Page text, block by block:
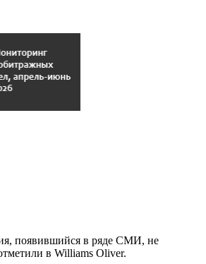
появившийся в ряде СМИ, не
в Williams Oliver.